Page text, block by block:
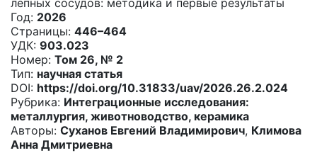
лепных сосудов: методика и первые результаты
Год: 2026
Страницы: 446–464
УДК: 903.023
Номер: Том 26, № 2
Тип: научная статья
DOI: https://doi.org/10.31833/uav/2026.26.2.024
Рубрика: Интеграционные исследования:
металлургия, животноводство, керамика
Авторы: Суханов Евгений Владимирович, Климова
Анна Дмитриевна